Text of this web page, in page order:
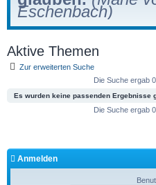
Eschenbach)
Aktive Themen
Zur erweiterten Suche
Die Suche ergab
Es wurden keine passenden Ergebnisse
Die Suche ergab
Anmelden